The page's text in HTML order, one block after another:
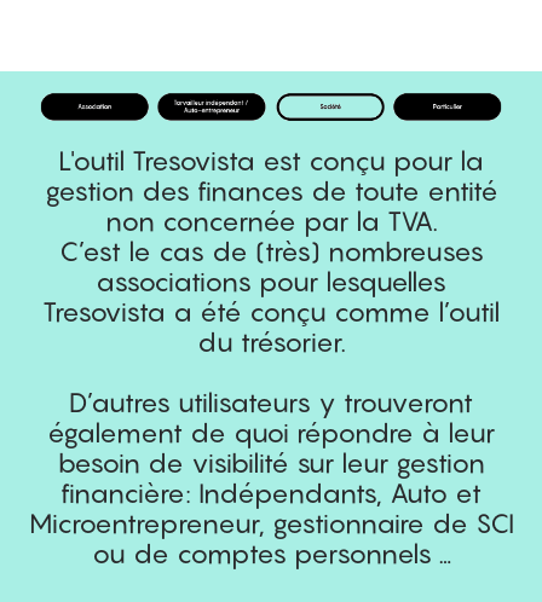
L'outil Tresovista est conçu pour la
gestion des finances de toute entité
non concernée par la TVA.
C’est le cas de (très) nombreuses
associations pour lesquelles
Tresovista a été conçu comme l’outil
du trésorier.
D’autres utilisateurs y trouveront
également de quoi répondre à leur
besoin de visibilité sur leur gestion
financière: Indépendants, Auto et
Microentrepreneur, gestionnaire de SCI
ou de comptes personnels …